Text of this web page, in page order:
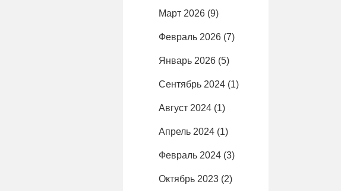
Март 2026 (9)
Февраль 2026 (7)
Январь 2026 (5)
Сентябрь 2024 (1)
Август 2024 (1)
Апрель 2024 (1)
Февраль 2024 (3)
Октябрь 2023 (2)